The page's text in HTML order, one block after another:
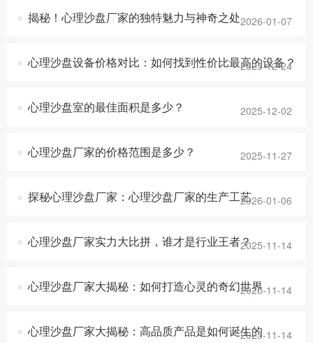
揭秘！心理沙盘厂家的独特魅力与神奇之处2026-01-07
心理沙盘设备价格对比：如何找到性价比最高的设备？
2025-12-24
心理沙盘室的最佳面积是多少？ 2025-12-02
心理沙盘厂家的价格范围是多少？ 2025-11-27
探秘心理沙盘厂家：心理沙盘厂家的生产工艺2026-01-06
心理沙盘厂家实力大比拼，谁才是行业王者？2025-11-14
心理沙盘厂家大揭秘：如何打造心灵的奇幻世界2025-11-14
心理沙盘厂家大揭秘：高品质产品是如何诞生的2025-11-14